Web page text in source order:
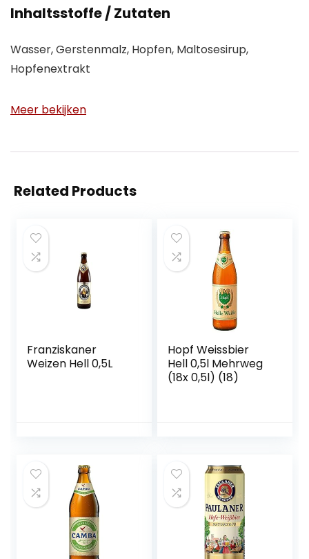
Inhaltsstoffe / Zutaten
Wasser, Gerstenmalz, Hopfen, Maltosesirup,
Hopfenextrakt
Meer bekijken
Related Products
Franziskaner
Weizen Hell 0,5L
Hopf Weissbier
Hell 0,5l Mehrweg
(18x 0,5l) (18)